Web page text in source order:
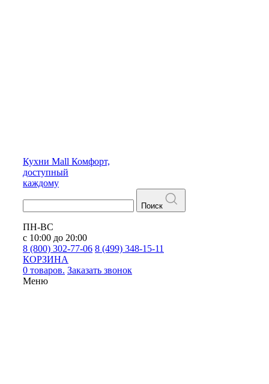
Кухни Mall Комфорт,
доступный
каждому
Поиск
ПН-ВС
с 10:00 до 20:00
8 (800) 302-77-06 8 (499) 348-15-11
КОРЗИНА
0 товаров. Заказать звонок
Меню